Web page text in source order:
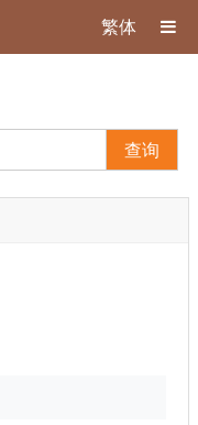
繁体
查询